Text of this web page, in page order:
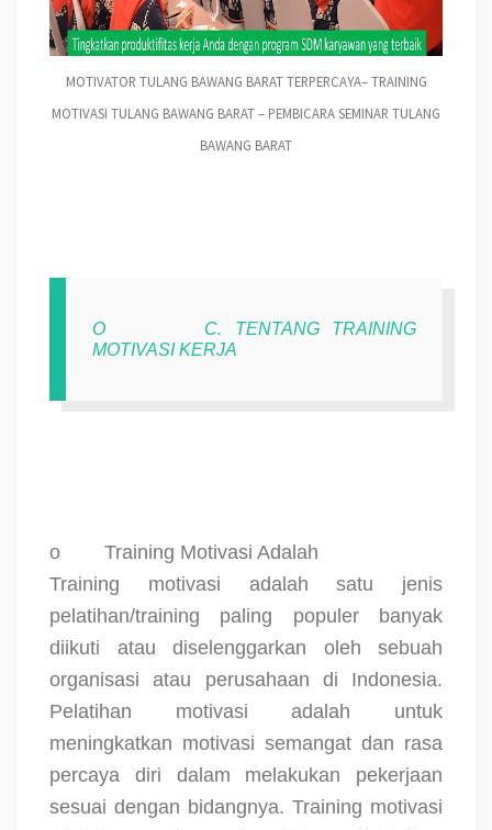
MOTIVATOR TULANG BAWANG BARAT TERPERCAYA– TRAINING
MOTIVASI TULANG BAWANG BARAT – PEMBICARA SEMINAR TULANG
BAWANG BARAT
O
C. TENTANG TRAINING
MOTIVASI KERJA
o
Training Motivasi Adalah
Training motivasi adalah satu jenis
pelatihan/training paling populer banyak
diikuti atau diselenggarkan oleh sebuah
organisasi atau perusahaan di Indonesia.
Pelatihan motivasi adalah untuk
meningkatkan motivasi semangat dan rasa
percaya diri dalam melakukan pekerjaan
sesuai dengan bidangnya. Training motivasi